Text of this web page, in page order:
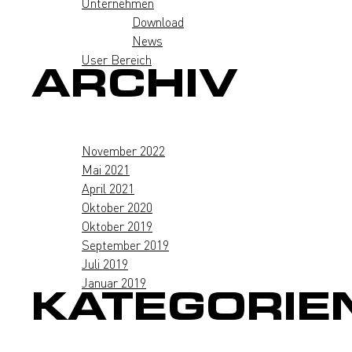
Download
News
User Bereich
ARCHIV
November 2022
Mai 2021
April 2021
Oktober 2020
Oktober 2019
September 2019
Juli 2019
Januar 2019